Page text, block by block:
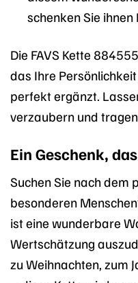
schenken Sie ihnen
Die FAVS Kette
das Ihre
perfekt ergänzt.
verzaubern und
Ein Geschenk,
Suchen Sie nach dem
besonderen
ist eine wunderbare
Wertschätzung
zu Weihnachten, zum